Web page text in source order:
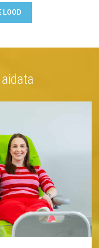
LOOD